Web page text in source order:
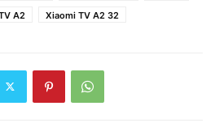
A2 Xiaomi TV A2 32